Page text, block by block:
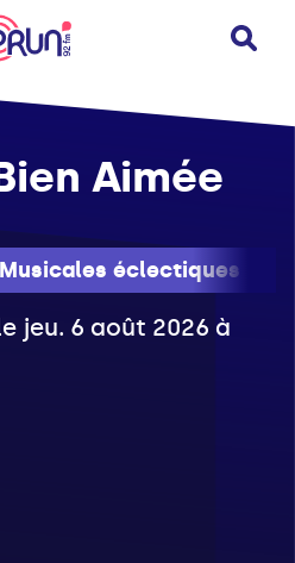
Musicales éclectiques
Aimée
jeu. 6 août 2026 à